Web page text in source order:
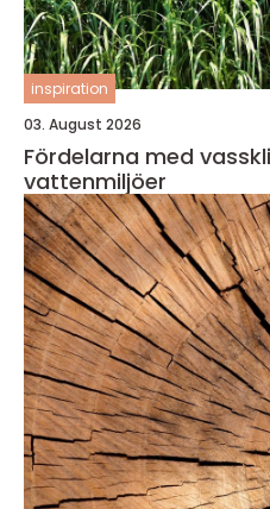
inspiration
03. August 2026
Fördelarna med
vattenmiljöer